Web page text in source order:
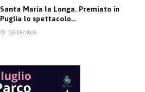
Santa Maria la Longa. Premiato in
Puglia lo spettacolo…
08/08/2026